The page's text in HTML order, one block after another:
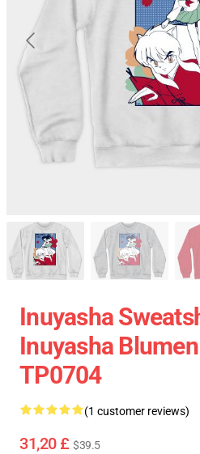
Inuyasha
Inuyasha
TP0704
(1 customer reviews)
31,20 £ $39.5